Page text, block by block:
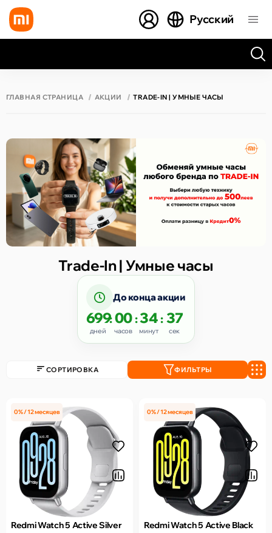
Русский
ГЛАВНАЯ СТРАНИЦА АКЦИИ TRADE-IN | УМНЫЕ ЧАСЫ
Trade-In | Умные часы
До конца акции
699
дней
: 00
часов
:34
минут
: 37
сек
СОРТИРОВКА ФИЛЬТРЫ
0% / 12 месяцев
Redmi Watch 5 Active Silver
0% / 12 месяцев
Redmi Watch 5 Active Black